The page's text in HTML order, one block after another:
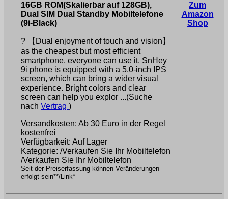
16GB ROM(Skalierbar auf 128GB),
Dual SIM Dual Standby Mobiltelefone
(9i-Black)
? 【Dual enjoyment of touch and vision】
as the cheapest but most efficient
smartphone, everyone can use it. SnHey
9i phone is equipped with a 5.0-inch IPS
screen, which can bring a wider visual
experience. Bright colors and clear
screen can help you explor ...(Suche
nach Vertrag )
Versandkosten: Ab 30 Euro in der Regel
kostenfrei
Verfügbarkeit: Auf Lager
Kategorie: /Verkaufen Sie Ihr Mobiltelefon
/Verkaufen Sie Ihr Mobiltelefon
Seit der Preiserfassung können Veränderungen
erfolgt sein**/Link*
Zum
Amazon
Shop